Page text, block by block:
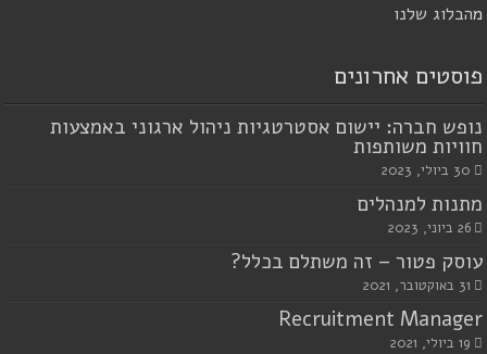
מהבלוג שלנו
פוסטים אחרונים
נופש חברה: יישום אסטרטגיות ניהול ארגוני באמצעות
חוויות משותפות
30 ביולי, 2023
מתנות למנהלים
26 ביוני, 2023
עוסק פטור – זה משתלם בכלל?
31 באוקטובר, 2021
Recruitment Manager
19 ביולי, 2021